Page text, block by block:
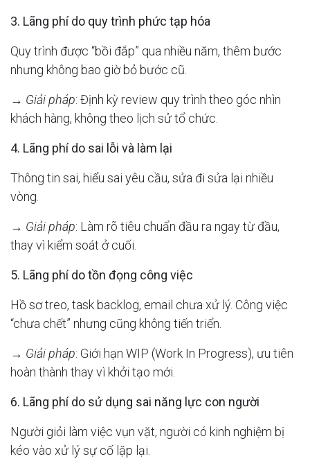
3. Lãng phí do quy trình phức tạp hóa
Quy trình được “bồi đắp” qua nhiều năm, thêm bước
nhưng không bao giờ bỏ bước cũ.
→ Giải pháp: Định kỳ review quy trình theo góc nhìn
khách hàng, không theo lịch sử tổ chức.
4. Lãng phí do sai lỗi và làm lại
Thông tin sai, hiểu sai yêu cầu, sửa đi sửa lại nhiều
vòng.
→ Giải pháp: Làm rõ tiêu chuẩn đầu ra ngay từ đầu,
thay vì kiểm soát ở cuối.
5. Lãng phí do tồn đọng công việc
Hồ sơ treo, task backlog, email chưa xử lý. Công việc
“chưa chết” nhưng cũng không tiến triển.
→ Giải pháp: Giới hạn WIP (Work In Progress), ưu tiên
hoàn thành thay vì khởi tạo mới.
6. Lãng phí do sử dụng sai năng lực con người
Người giỏi làm việc vụn vặt, người có kinh nghiệm bị
kéo vào xử lý sự cố lặp lại.